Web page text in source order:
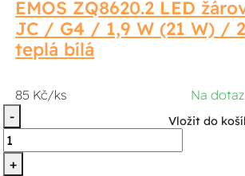
EMOS ZQ8620.2 LED
JC / G4 / 1,9 W (21 W) /
teplá bílá
85 Kč/ks
Na dotaz
-
+
Vložit do